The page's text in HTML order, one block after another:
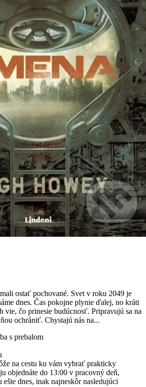
ostať pochované. Svet v roku 2049 je
dnes. Čas pokojne plynie ďalej, no kráti
vie, čo prinesie budúcnosť. Pripravujú sa na
ochrániť. Chystajú nás na...
s prebalom
na cestu ku vám vybrať prakticky
objednáte do 13:00 v pracovný deň,
ešte dnes, inak najneskôr nasledujúci